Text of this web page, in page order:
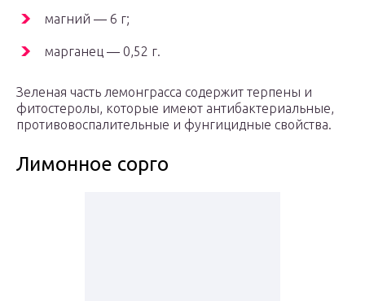
магний ― 6 г;
марганец ― 0,52 г.
Зеленая часть лемонграсса содержит терпены и
фитостеролы, которые имеют антибактериальные,
противовоспалительные и фунгицидные свойства.
Лимонное сорго